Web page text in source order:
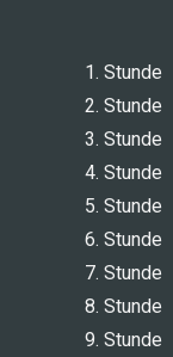
1. Stunde
2. Stunde
3. Stunde
4. Stunde
5. Stunde
6. Stunde
7. Stunde
8. Stunde
9. Stunde